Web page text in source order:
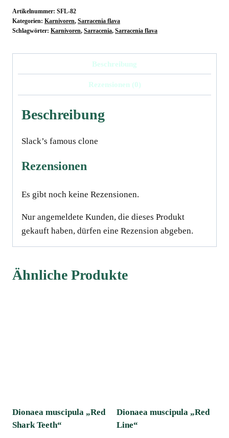
Artikelnummer: SFL-82
Kategorien: Karnivoren, Sarracenia flava
Schlagwörter: Karnivoren, Sarracenia, Sarracenia flava
Beschreibung
Rezensionen (0)
Beschreibung
Slack’s famous clone
Rezensionen
Es gibt noch keine Rezensionen.
Nur angemeldete Kunden, die dieses Produkt
gekauft haben, dürfen eine Rezension abgeben.
Ähnliche Produkte
Dionaea muscipula „Red
Shark Teeth“
Dionaea muscipula „Red
Line“